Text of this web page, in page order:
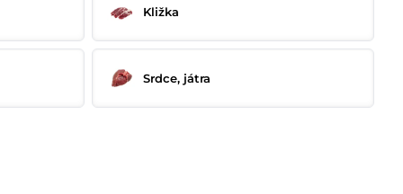
Kližka
Srdce, játra